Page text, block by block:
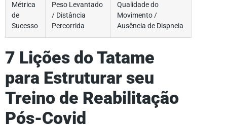
Métrica
de
Sucesso
Peso Levantado
/ Distância
Percorrida
Qualidade do
Movimento /
Ausência de Dispneia
7 Lições do Tatame
para Estruturar seu
Treino de Reabilitação
Pós-Covid